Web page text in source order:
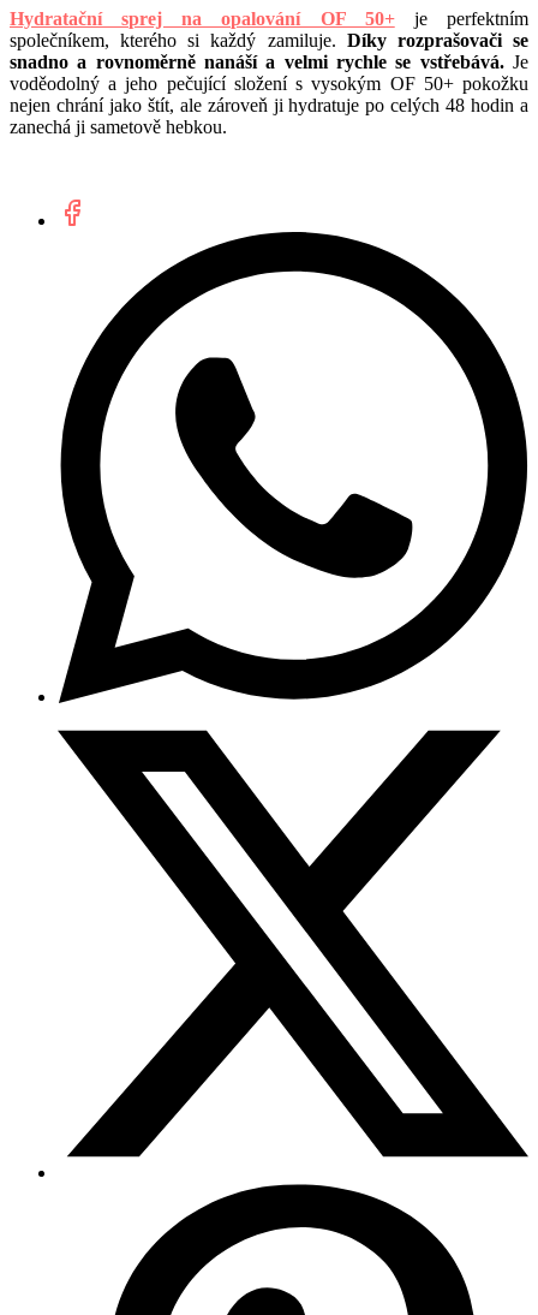
Hydratační sprej na opalování OF 50+je perfektním
společníkem, kterého si každý zamiluje. Díky rozprašovači se
snadno a rovnoměrně nanáší a velmi rychle se vstřebává.Je
voděodolný a jeho pečující složení s vysokým OF 50+ pokožku
nejen chrání jako štít, ale zároveň ji hydratuje po celých 48 hodin a
zanechá ji sametově hebkou.